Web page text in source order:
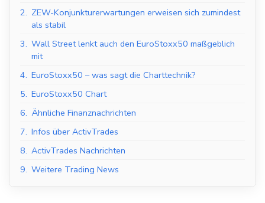
2. ZEW-Konjunkturerwartungen erweisen sich zumindest
als stabil
3. Wall Street lenkt auch den EuroStoxx50 maßgeblich
mit
4. EuroStoxx50 – was sagt die Charttechnik?
5. EuroStoxx50 Chart
6. Ähnliche Finanznachrichten
7. Infos über ActivTrades
8. ActivTrades Nachrichten
9. Weitere Trading News